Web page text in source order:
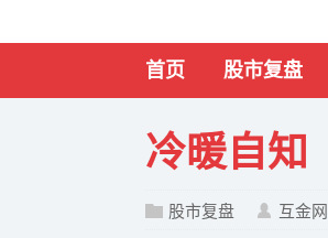
首页 股市复盘
冷暖自知
股市复盘 互金网